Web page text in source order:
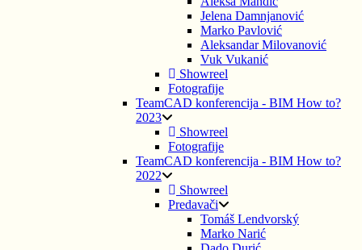
Jelena Damnjanović
Marko Pavlović
Aleksandar Milovanović
Vuk Vukanić
Showreel
Fotografije
TeamCAD konferencija - BIM How to?
2023
Showreel
Fotografije
TeamCAD konferencija - BIM How to?
2022
Showreel
Predavači
Tomáš Lendvorský
Marko Narić